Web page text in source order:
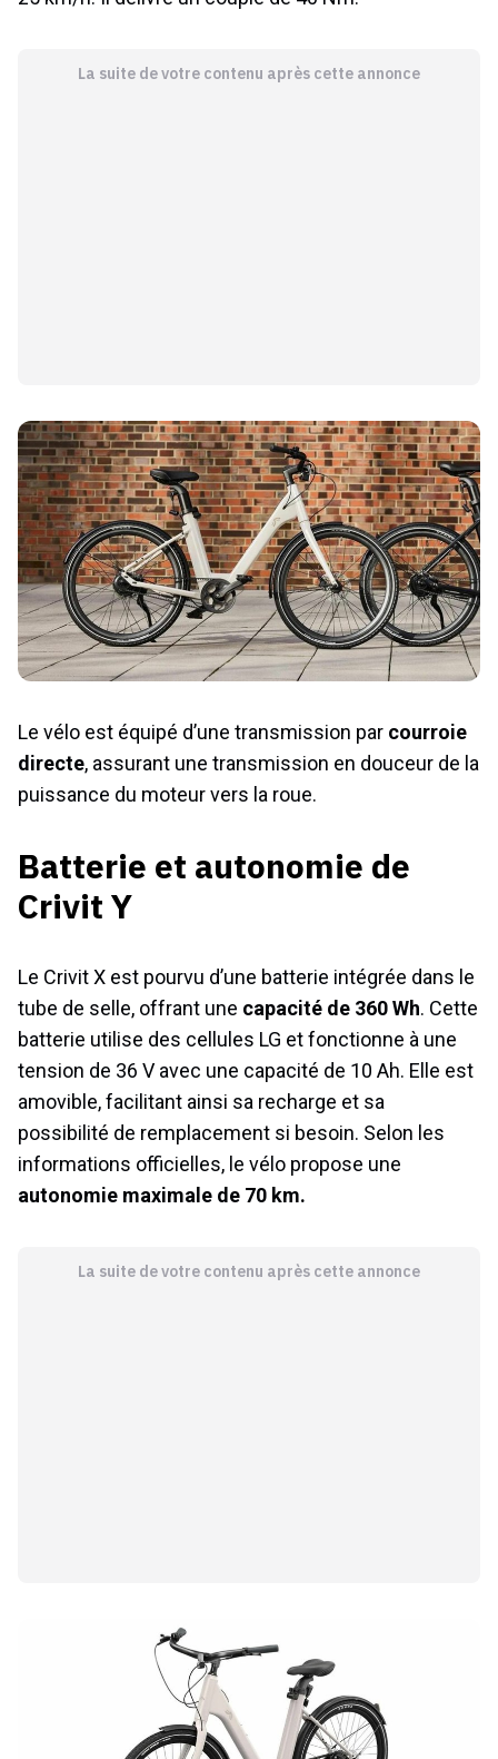
La suite de votre contenu après cette annonce
Le vélo est équipé d’une transmission par courroie
directe, assurant une transmission en douceur de la
puissance du moteur vers la roue.
Batterie et autonomie de
Crivit Y
Le Crivit X est pourvu d’une batterie intégrée dans le
tube de selle, offrant une capacité de 360 Wh. Cette
batterie utilise des cellules LG et fonctionne à une
tension de 36 V avec une capacité de 10 Ah. Elle est
amovible, facilitant ainsi sa recharge et sa
possibilité de remplacement si besoin. Selon les
informations officielles, le vélo propose une
autonomie maximale de 70 km.
La suite de votre contenu après cette annonce